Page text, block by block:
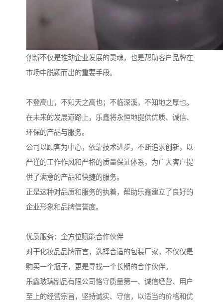
创新不仅是推动企业发展的灵魂，也是帮助客户品牌在
市场中脱颖而出的重要手段。
不登高山，不知天之高也；不临深溪，不知地之厚也。
在未来的发展道路上，乐鑫将永恒地提供优质、诚信、
环保的产品与服务。
公司以顾客为中心，依靠技术进步，不断追求创新，以
严谨的工作作风和严格的质量保证体系，为广大客户提
供了满意的产品和快捷的服务。
正是这种对品质和服务的执着，帮助乐鑫建立了良好的
企业形象和品牌信誉度。
优质服务：全方位赋能合作伙伴
对于化妆品品牌而言，选择合适的包装厂家，不仅仅是
购买一个瓶子，更是寻找一个长期的合作伙伴。
乐鑫玻璃制品有限公司恪守质量第一、诚信经营、用户
至上的经营宗旨，坚持诚实、守信，以适当的价格和优